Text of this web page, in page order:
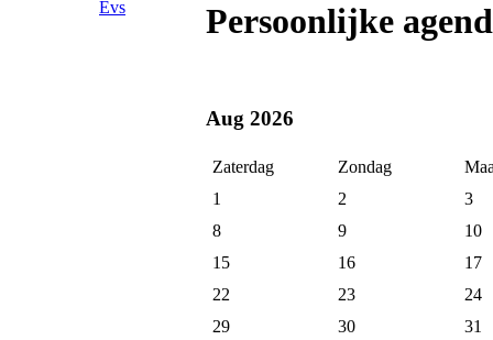
Persoonlijke
Aug 2026
Zaterdag Zondag
1
2
3
8
9
10
15
16
17
22
23
24
29
30 31